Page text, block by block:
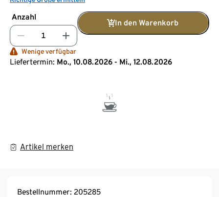
Anzahl
In den Warenkorb
Wenige verfügbar
Liefertermin: Mo., 10.08.2026 - Mi., 12.08.2026
Artikel merken
Bestellnummer: 205285